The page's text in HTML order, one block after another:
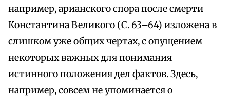
например, арианского спора после смерти
Константина Великого (С. 63–64) изложена в
слишком уже общих чертах, с опущением
некоторых важных для понимания
истинного положения дел фактов. Здесь,
например, совсем не упоминается о